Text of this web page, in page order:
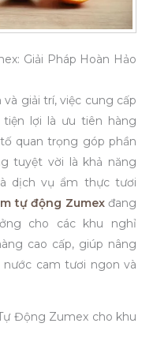
Giải Pháp Hoàn Hảo
giải trí, việc cung cấp
lợi là ưu tiên hàng
quan trọng góp phần
tuyệt vời là khả năng
dịch vụ ẩm thực tươi
tự động Zumexđang
cho các khu nghỉ
cao cấp, giúp nâng
cam tươi ngon và
Động Zumex cho khu